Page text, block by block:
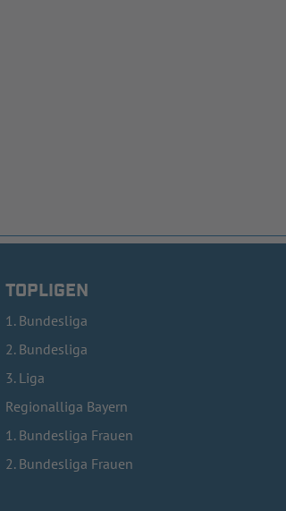
TOPLIGEN
1. Bundesliga
2. Bundesliga
3. Liga
Regionalliga Bayern
1. Bundesliga Frauen
2. Bundesliga Frauen